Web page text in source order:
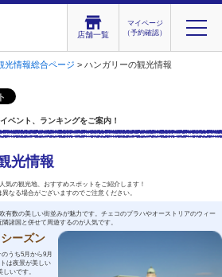
店舗一覧
マイページ
（予約確認）
光情報総合ページ > ハンガリーの観光情報
ベント、ランキングをご案内！
光情報
気の観光地、おすすめスポットをご紹介します！
なる場合がございますのでご注意ください。
有数の美しい街並みが魅力です。チェコのプラハやオーストリアのウィー
隣諸国と併せて周遊するのが人気です。
ーズン
うち5月から9月
は夜景が美しい
いです。